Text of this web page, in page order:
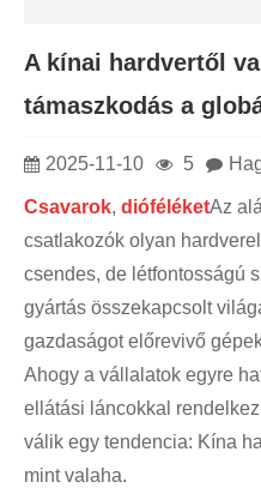
A kínai hardvertől
támaszkodás a
2025-11-10 5
Csavarok, dióféléketAz
csatlakozók olyan
csendes, de létfontosságú
gyártás összekapcsolt
gazdaságot előrevivő
Ahogy a vállalatok egyre
ellátási láncokkal
válik egy tendencia: Kína
mint valaha.